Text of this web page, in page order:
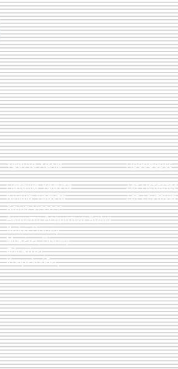
Προσφορές
Σετ Πετσέτες
Σετ Σεντόνια
Υφαντά Χαλιά
Πατάκια Υφαντά
Κιλίμια Υφαντά
Χαλιά Viscose
Άκαυστα Δερμάτινα Χαλιά
Χαλιά Disney
Μοκέτες Disney
Φλοκάτες
Κουρελούδες